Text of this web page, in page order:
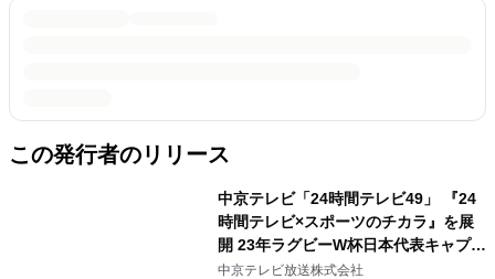
この発行者のリリース
中京テレビ「24時間テレビ49」 『24
時間テレビ×スポーツのチカラ』を展
開 23年ラグビーW杯日本代表キャプテ
ン姫野和樹、 SWEET STEADYの出演
中京テレビ放送株式会社